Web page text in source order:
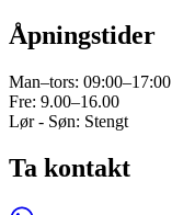
Åpningstider
Man–tors: 09:00–17:00
Fre: 9.00–16.00
Lør - Søn: Stengt
Ta kontakt